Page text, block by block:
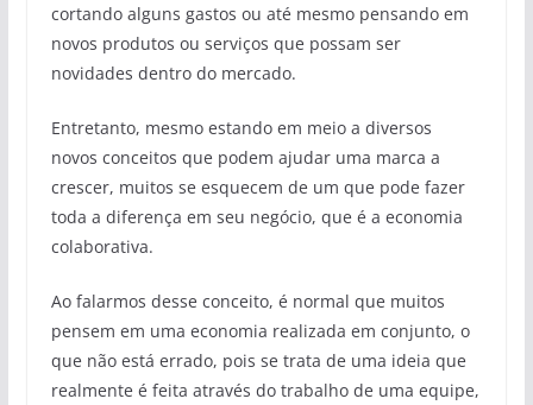
cortando alguns gastos ou até mesmo pensando em
novos produtos ou serviços que possam ser
novidades dentro do mercado.
Entretanto, mesmo estando em meio a diversos
novos conceitos que podem ajudar uma marca a
crescer, muitos se esquecem de um que pode fazer
toda a diferença em seu negócio, que é a economia
colaborativa.
Ao falarmos desse conceito, é normal que muitos
pensem em uma economia realizada em conjunto, o
que não está errado, pois se trata de uma ideia que
realmente é feita através do trabalho de uma equipe,